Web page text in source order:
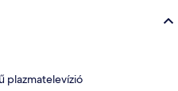
plazmatelevízió